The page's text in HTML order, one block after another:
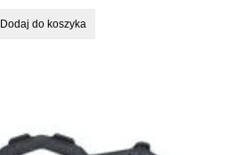
Dodaj do koszyka